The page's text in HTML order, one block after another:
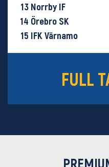
13 Norrby IF
14 Örebro SK
15 IFK Värnamo
FULL